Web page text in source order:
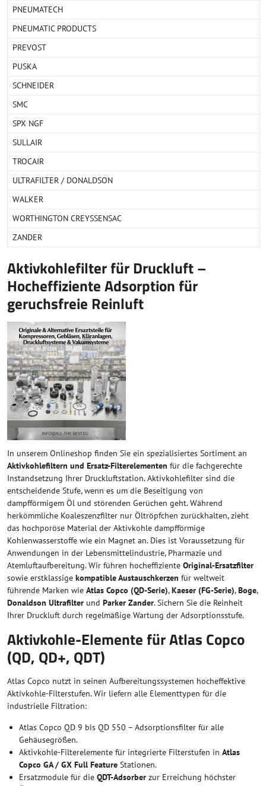
PNEUMATECH
PNEUMATIC PRODUCTS
PREVOST
PUSKA
SCHNEIDER
SMC
SPX NGF
SULLAIR
TROCAIR
ULTRAFILTER / DONALDSON
WALKER
WORTHINGTON CREYSSENSAC
ZANDER
Aktivkohlefilter für Druckluft –
Hocheffiziente Adsorption für
geruchsfreie Reinluft
In unserem Onlineshop finden Sie ein spezialisiertes Sortiment an
Aktivkohlefiltern und Ersatz-Filterelementen für die fachgerechte
Instandsetzung Ihrer Druckluftstation. Aktivkohlefilter sind die
entscheidende Stufe, wenn es um die Beseitigung von
dampfförmigem Öl und störenden Gerüchen geht. Während
herkömmliche Koaleszenzfilter nur Öltröpfchen zurückhalten, zieht
das hochporöse Material der Aktivkohle dampfförmige
Kohlenwasserstoffe wie ein Magnet an. Dies ist Voraussetzung für
Anwendungen in der Lebensmittelindustrie, Pharmazie und
Atemluftaufbereitung. Wir führen hocheffiziente Original-Ersatzfilter
sowie erstklassige kompatible Austauschkerzen für weltweit
führende Marken wie Atlas Copco (QD-Serie),Kaeser (FG-Serie),Boge,
Donaldson Ultrafilter und Parker Zander. Sichern Sie die Reinheit
Ihrer Druckluft durch regelmäßige Wartung der Adsorptionsstufe.
Aktivkohle-Elemente für Atlas Copco
(QD, QD+, QDT)
Atlas Copco nutzt in seinen Aufbereitungssystemen hocheffektive
Aktivkohle-Filterstufen. Wir liefern alle Elementtypen für die
industrielle Filtration:
Atlas Copco QD 9 bis QD 550 – Adsorptionsfilter für alle
Gehäusegrößen.
Aktivkohle-Filterelemente für integrierte Filterstufen in Atlas
Copco GA / GX Full Feature Stationen.
Ersatzmodule für die QDT-Adsorber zur Erreichung höchster